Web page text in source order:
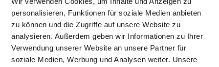
personalisieren, Funktionen für soziale Medien anbieten
zu können und die Zugriffe auf unsere Website zu
analysieren. Außerdem geben wir Informationen zu Ihrer
Verwendung unserer Website an unsere Partner für
soziale Medien, Werbung und Analysen weiter. Unsere